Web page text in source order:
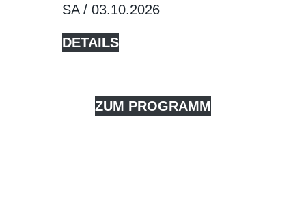
SA / 03.10.2026
DETAILS
ZUM PROGRAMM